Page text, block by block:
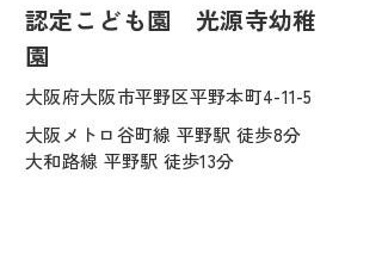
認定こども園 光源寺幼稚
園
大阪府大阪市平野区平野本町4-11-5
大阪メトロ谷町線 平野駅 徒歩8分
大和路線 平野駅 徒歩13分